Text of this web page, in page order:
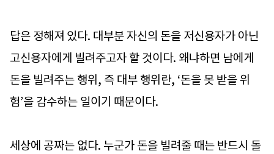
답은 정해져 있다. 대부분 자신의 돈을 저신용자가 아닌
고신용자에게 빌려주고자 할 것이다. 왜냐하면 남에게
돈을 빌려주는 행위, 즉 대부 행위란, ‘돈을 못 받을 위
험’을 감수하는 일이기 때문이다.
세상에 공짜는 없다. 누군가 돈을 빌려줄 때는 반드시 돌